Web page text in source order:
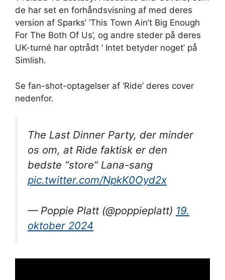
de har set en forhåndsvisning af med deres
version af Sparks’ ‘This Town Ain’t Big Enough
For The Both Of Us’, og andre steder på deres
UK-turné har optrådt ‘ Intet betyder noget’ på
Simlish.
Se fan-shot-optagelser af ‘Ride’ deres cover
nedenfor.
The Last Dinner Party, der minder
os om, at Ride faktisk er den
bedste “store” Lana-sang
pic.twitter.com/NpkK0Oyd2x
— Poppie Platt (@poppieplatt) 19.
oktober 2024